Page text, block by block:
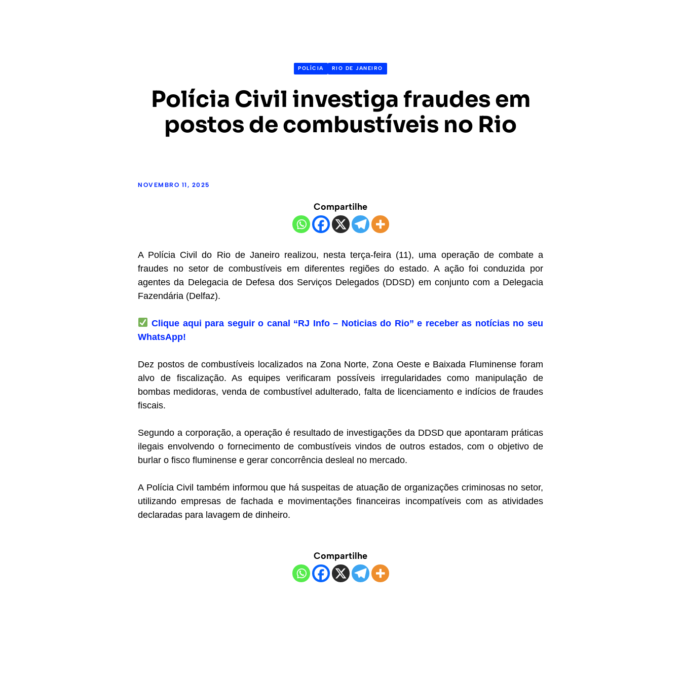
POLÍCIA RIO DE JANEIRO
Polícia Civil investiga fraudes em
postos de combustíveis no Rio
NOVEMBRO 11, 2025
Compartilhe
A Polícia Civil do Rio de Janeiro realizou, nesta terça-feira (11), uma operação de combate a
fraudes no setor de combustíveis em diferentes regiões do estado. A ação foi conduzida por
agentes da Delegacia de Defesa dos Serviços Delegados (DDSD) em conjunto com a Delegacia
Fazendária (Delfaz).
Clique aqui para seguir o canal “RJ Info – Noticias do Rio” e receber as notícias no seu
WhatsApp!
Dez postos de combustíveis localizados na Zona Norte, Zona Oeste e Baixada Fluminense foram
alvo de fiscalização. As equipes verificaram possíveis irregularidades como manipulação de
bombas medidoras, venda de combustível adulterado, falta de licenciamento e indícios de fraudes
fiscais.
Segundo a corporação, a operação é resultado de investigações da DDSD que apontaram práticas
ilegais envolvendo o fornecimento de combustíveis vindos de outros estados, com o objetivo de
burlar o fisco fluminense e gerar concorrência desleal no mercado.
A Polícia Civil também informou que há suspeitas de atuação de organizações criminosas no setor,
utilizando empresas de fachada e movimentações financeiras incompatíveis com as atividades
declaradas para lavagem de dinheiro.
Compartilhe